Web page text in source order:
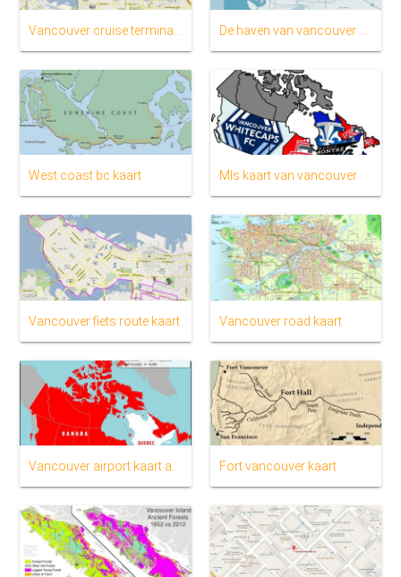
West coast bc kaart Mls kaart van vancouver
Vancouver fiets route kaart Vancouver road kaart
Vancouver airport kaart air canada Fort vancouver kaart